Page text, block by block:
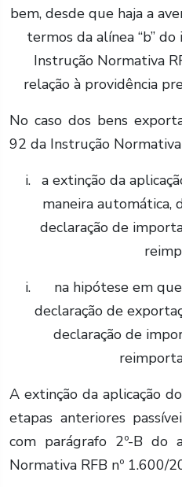
bem, desde que haja a
termos da alínea “b”
Instrução Normativa
relação à providência
No caso dos bens
92 da Instrução
a extinção da
maneira automática,
declaração de
na hipótese em
declaração de
declaração de
A extinção da aplicação
etapas anteriores
com parágrafo 2º-B do
Normativa RFB nº 1.600/